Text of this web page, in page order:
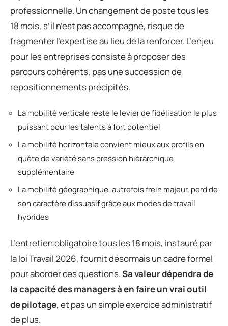
professionnelle. Un changement de poste tous les
18 mois, s’il n’est pas accompagné, risque de
fragmenter l’expertise au lieu de la renforcer. L’enjeu
pour les entreprises consiste à proposer des
parcours cohérents, pas une succession de
repositionnements précipités.
La mobilité verticale reste le levier de fidélisation le plus
puissant pour les talents à fort potentiel
La mobilité horizontale convient mieux aux profils en
quête de variété sans pression hiérarchique
supplémentaire
La mobilité géographique, autrefois frein majeur, perd de
son caractère dissuasif grâce aux modes de travail
hybrides
L’entretien obligatoire tous les 18 mois, instauré par
la loi Travail 2026, fournit désormais un cadre formel
pour aborder ces questions.Sa valeur dépendra de
la capacité des managers à en faire un vrai outil
de pilotage, et pas un simple exercice administratif
de plus.